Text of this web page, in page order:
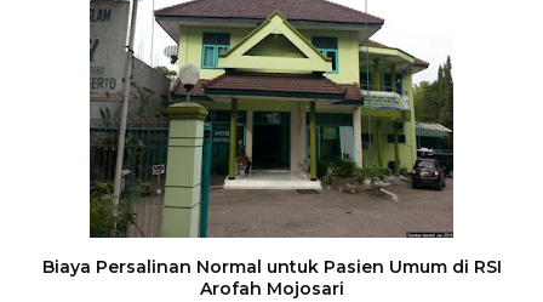
Biaya Persalinan Normal untuk Pasien Umum di RSI
Arofah Mojosari